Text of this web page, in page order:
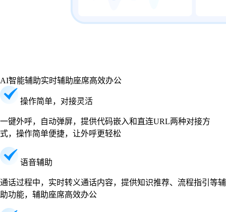
AI智能辅助实时辅助座席高效办公
操作简单，对接灵活
一键外呼，自动弹屏，提供代码嵌入和直连URL两种对接方
式，操作简单便捷，让外呼更轻松
语音辅助
通话过程中，实时转义通话内容，提供知识推荐、流程指引等辅
助功能，辅助座席高效办公